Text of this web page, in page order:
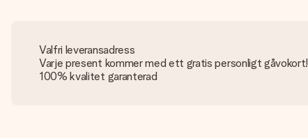
Valfri leveransadress
Varje present kommer med ett gratis personligt gåvokort!
100% kvalitet garanterad